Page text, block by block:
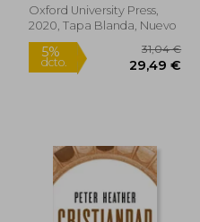
Inglés)
Oxford University Press,
2020, Tapa Blanda, Nuevo